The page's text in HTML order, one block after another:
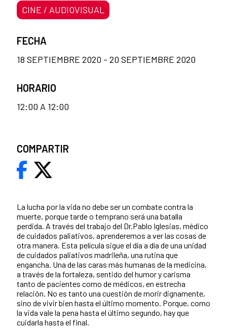
La lucha por la vida no debe ser un combate contra la
muerte, porque tarde o temprano será una batalla
perdida. A través del trabajo del Dr.Pablo Iglesias, médico
de cuidados paliativos, aprenderemos a ver las cosas de
otra manera. Esta película sigue el día a día de una unidad
de cuidados paliativos madrileña, una rutina que
engancha. Una de las caras más humanas de la medicina,
a través de la fortaleza, sentido del humor y carisma
tanto de pacientes como de médicos, en estrecha
relación. No es tanto una cuestión de morir dignamente,
sino de vivir bien hasta el último momento. Porque, como
la vida vale la pena hasta el último segundo, hay que
cuidarla hasta el final.
CINE / AUDIOVISUAL
FECHA
18 SEPTIEMBRE 2020 - 20 SEPTIEMBRE 2020
HORARIO
12:00 A 12:00
COMPARTIR